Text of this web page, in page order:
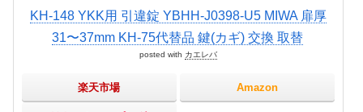
KH-148 YKK用 引違錠 YBHH-J0398-U5 MIWA 扉厚
31〜37mm KH-75代替品 鍵(カギ) 交換 取替
posted with カエレバ
楽天市場 Amazon